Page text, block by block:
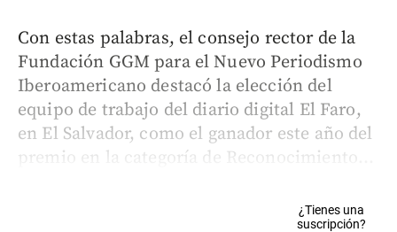
Con estas palabras, el consejo rector de la
Fundación GGM para el Nuevo Periodismo
Iberoamericano destacó la elección del
equipo de trabajo del diario digital El Faro,
en El Salvador, como el ganador este año del
premio en la categoría de Reconocimiento...
¿Tienes una
suscripción?